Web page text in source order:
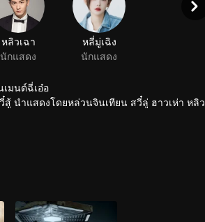
มนต์ฉี่เอ๋อ
สู้ นำแสดงโดยหล่วนจินเทียน สวี๋ลู่ ฮาวเห่า หลิว
าเหมย ติงสือเถียน เยี่ยนจื่อ ด้วยความอยากรู้